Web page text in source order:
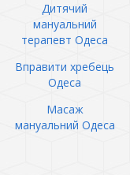
Дитячий
мануальний
терапевт Одеса
Вправити хребець
Одеса
Масаж
мануальний Одеса